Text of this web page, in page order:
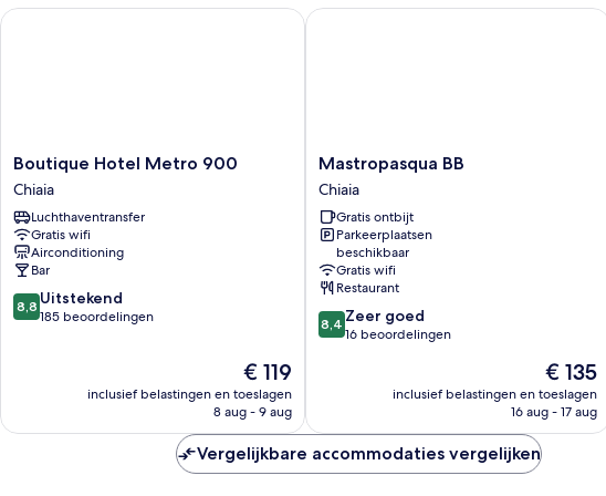
Boutique
Hotel
Metro
900
Chiaia
Boutique Hotel Metro 900
Chiaia
Luchthaventransfer
Gratis wifi
Airconditioning
Bar
8.8
van
beoordelingen
8,8 Uitstekend
185 beoordelingen
De
prijs
is
€ 119
inclusief belastingen en toeslagen
8 aug - 9 aug
Boutique Hotel Metro 900
Mastropasqua
BB
Chiaia
Mastropasqua BB
Chiaia
Gratis ontbijt
Parkeerplaatsen
beschikbaar
Gratis wifi
Restaurant
8.4
van
beoordelingen
8,4 Zeer goed
16 beoordelingen
De
prijs
is
€ 135
inclusief belastingen en toeslagen
16 aug - 17 aug
Mastropasqua BB
Vergelijkbare accommodaties vergelijken